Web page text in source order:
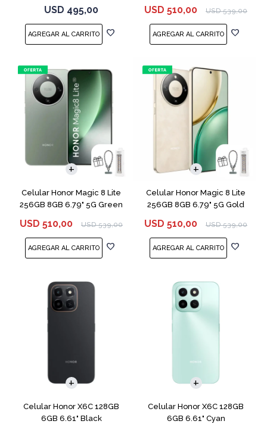
USD 495,00 USD 510,00 USD 539,00
Celular Honor Magic 8 Lite
256GB 8GB 6.79" 5G Green
USD 510,00 USD 539,00
COMPARAR
Celular Honor Magic 8 Lite
256GB 8GB 6.79" 5G Gold
USD 510,00 USD 539,00
COMPARAR
Celular Honor X6C 128GB
6GB 6.61" Black
COMPARAR
Celular Honor X6C 128GB
6GB 6.61" Cyan
COMPARAR